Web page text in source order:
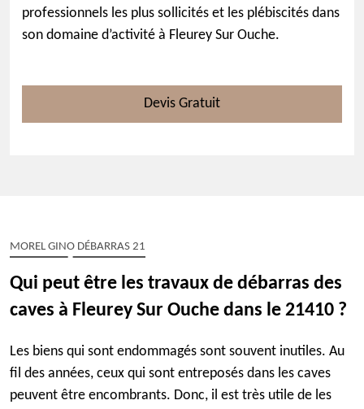
professionnels les plus sollicités et les plébiscités dans
son domaine d’activité à Fleurey Sur Ouche.
Devis Gratuit
MOREL GINO DÉBARRAS 21
Qui peut être les travaux de débarras des
caves à Fleurey Sur Ouche dans le 21410 ?
Les biens qui sont endommagés sont souvent inutiles. Au
fil des années, ceux qui sont entreposés dans les caves
peuvent être encombrants. Donc, il est très utile de les